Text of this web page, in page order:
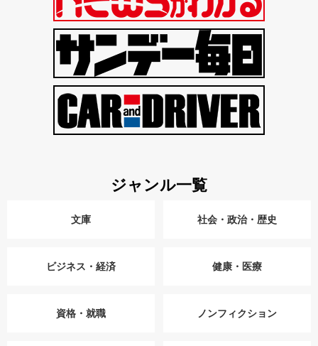
ジャンル一覧
文庫 社会・政治・歴史
ビジネス・経済 健康・医療
資格・就職 ノンフィクション